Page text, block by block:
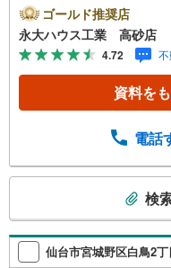
心に宮城県内の多
を大きく2つに分
建・マンション・
ております。更に
などの地域情報
て頂けるよう、
し】【リフォー
も、誠心誠意ご説
ペースも完備！
い。営業時間
り変動あり）現地
にお問い合わせく
ゴールド推奨店
永大ハウス工業 高砂店
4.72
資料を
電話
検
索
検
仙台市宮城野区白鳥2丁